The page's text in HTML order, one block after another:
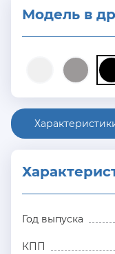
Модель в
Год выпуска
КПП